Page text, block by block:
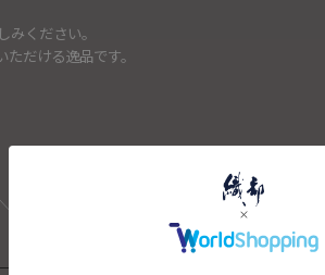
ください。
だける逸品です。